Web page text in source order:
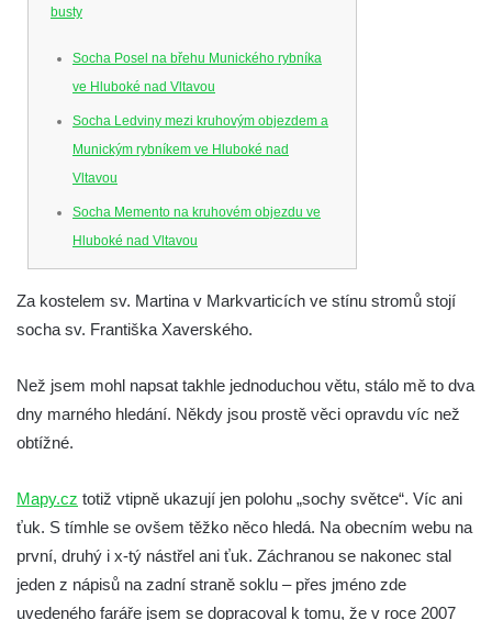
busty
Socha Posel na břehu Munického rybníka
ve Hluboké nad Vltavou
Socha Ledviny mezi kruhovým objezdem a
Munickým rybníkem ve Hluboké nad
Vltavou
Socha Memento na kruhovém objezdu ve
Hluboké nad Vltavou
Socha Chalikotérium v ZOO Hluboká
Socha Smilodon v ZOO Hluboká
Socha Koroun bezzubý v ZOO Hluboká
Socha Plejtvák obrovský v ZOO Hluboká
Socha Mamut srstnatý v ZOO Hluboká
Socha Orel v ZOO Hluboká
Socha Vydry si hrají v ZOO Hluboká
Socha Přátelství v ZOO Hluboká
Za kostelem sv. Martina v Markvarticích ve stínu stromů stojí
socha sv. Františka Xaverského.
Než jsem mohl napsat takhle jednoduchou větu, stálo mě to dva
dny marného hledání. Někdy jsou prostě věci opravdu víc než
obtížné.
Mapy.cz totiž vtipně ukazují jen polohu „sochy světce“. Víc ani
ťuk. S tímhle se ovšem těžko něco hledá. Na obecním webu na
první, druhý i x-tý nástřel ani ťuk. Záchranou se nakonec stal
jeden z nápisů na zadní straně soklu – přes jméno zde
uvedeného faráře jsem se dopracoval k tomu, že v roce 2007